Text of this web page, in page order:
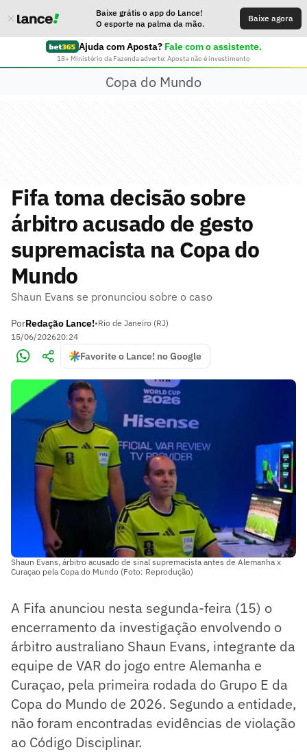
Baixe grátis o app do Lance!
O esporte na palma da mão.
Baixe agora
Ajuda com Aposta? Fale com o assistente.
18+ Ministério da Fazenda adverte: Aposta não é investimento
Copa do Mundo
Fifa toma decisão sobre
árbitro acusado de gesto
supremacista na Copa do
Mundo
Shaun Evans se pronunciou sobre o caso
PorRedação Lance!•Rio de Janeiro (RJ)
15/06/202620:24
Favorite o Lance! no Google
Shaun Evans, árbitro acusado de sinal supremacista antes de Alemanha x
Curaçao pela Copa do Mundo (Foto: Reprodução)
A Fifa anunciou nesta segunda-feira (15) o
encerramento da investigação envolvendo o
árbitro australiano Shaun Evans, integrante da
equipe de VAR do jogo entre Alemanha e
Curaçao, pela primeira rodada do Grupo E da
Copa do Mundo de 2026. Segundo a entidade,
não foram encontradas evidências de violação
ao Código Disciplinar.